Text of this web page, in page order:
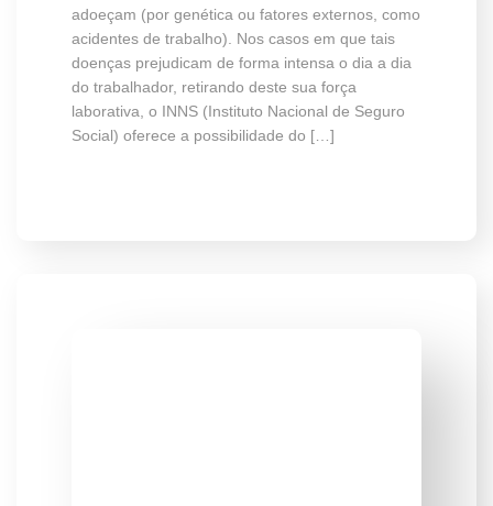
adoeçam (por genética ou fatores externos, como
acidentes de trabalho). Nos casos em que tais
doenças prejudicam de forma intensa o dia a dia
do trabalhador, retirando deste sua força
laborativa, o INNS (Instituto Nacional de Seguro
Social) oferece a possibilidade do […]